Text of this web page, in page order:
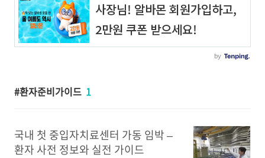
환자준비가이드 1
국내 첫 중입자치료센터 가동 임박 –
환자 사전 정보와 실전 가이드